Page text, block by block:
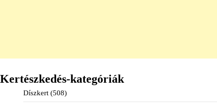
Kertészkedés-kategóriák
Díszkert (508)